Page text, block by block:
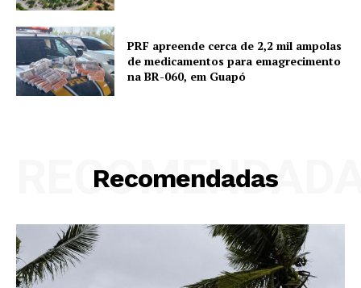
PRF apreende cerca de 2,2 mil ampolas
de medicamentos para emagrecimento
na BR-060, em Guapó
Recomendadas